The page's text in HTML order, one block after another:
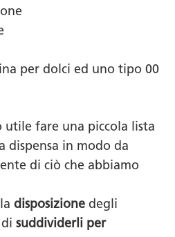
per dolci ed uno tipo 00
utile fare una piccola lista
dispensa in modo da
di ciò che abbiamo
disposizione degli
suddividerli per